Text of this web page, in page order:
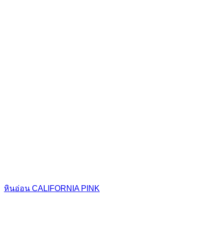
หินอ่อน CALIFORNIA PINK